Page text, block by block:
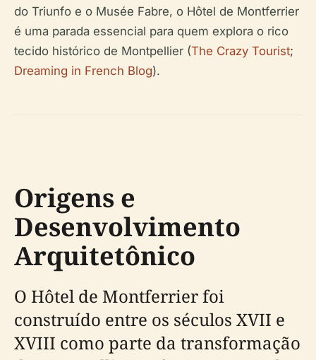
do Triunfo e o Musée Fabre, o Hôtel de Montferrier
é uma parada essencial para quem explora o rico
tecido histórico de Montpellier (The Crazy Tourist;
Dreaming in French Blog).
Origens e
Desenvolvimento
Arquitetônico
O Hôtel de Montferrier foi
construído entre os séculos XVII e
XVIII como parte da transformação